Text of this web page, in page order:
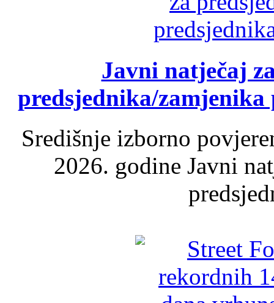
Javni natječaj
predsjednika/
Središnje izborno
2026. godine Javni